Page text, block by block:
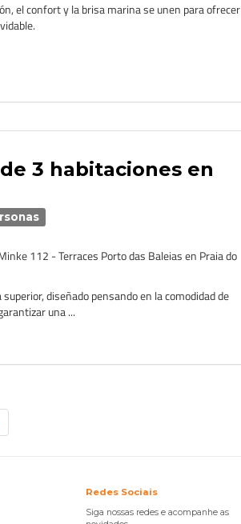
el confort y la brisa marina se unen para ofrecer
3 habitaciones en
112 - Terraces Porto das Baleias en Praia do
diseñado pensando en la comodidad de
una ...
Redes Sociais
Siga nossas redes e acompanhe as